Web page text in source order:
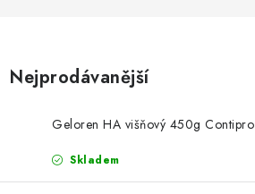
PRO CHOVATELE
NA NEMOCI
Nejprodávanější
Geloren HA višňový 450g Contipro
Skladem